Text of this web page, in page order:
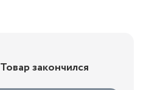
Товар закончился